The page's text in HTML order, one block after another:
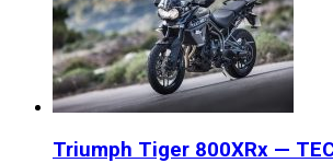
Triumph Tiger 800XRx —